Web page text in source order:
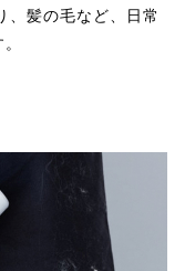
、髪の毛など、日常